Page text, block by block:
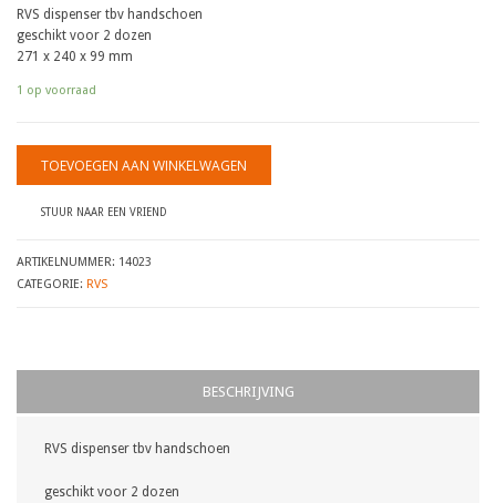
RVS dispenser tbv handschoen
geschikt voor 2 dozen
271 x 240 x 99 mm
1 op voorraad
TOEVOEGEN AAN WINKELWAGEN
STUUR NAAR EEN VRIEND
ARTIKELNUMMER: 14023
CATEGORIE: RVS
BESCHRIJVING
RVS dispenser tbv handschoen
geschikt voor 2 dozen